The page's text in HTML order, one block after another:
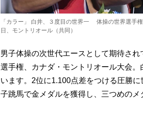
「カラー」 白井、３度目の世界一 体操の世界選手
日、モントリオール（共同）
男子体操の次世代エースとして期待さ
選手権、カナダ・モントリオール大会
います。2位に1.100点差をつける圧勝
子跳馬で金メダルを獲得し、三つめのメ